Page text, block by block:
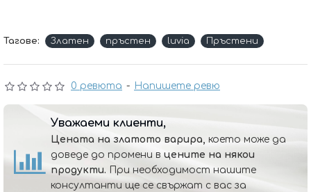
0 ревюта - Напишете ревю
Тагове: Златен пръстен luvia Пръстени
Уважаеми клиенти,
Цената на златото варира, което може да
доведе до промени в цените на някои
продукти. При необходимост нашите
консултанти ще се свържат с вас за